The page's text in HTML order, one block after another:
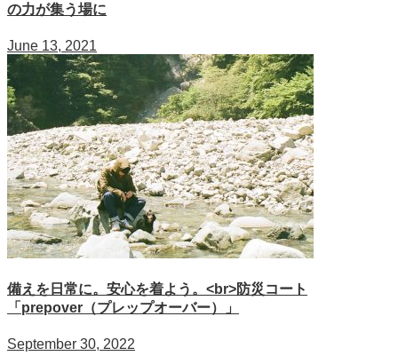
の力が集う場に
June 13, 2021
備えを日常に。安心を着よう。<br>防災コート
「prepover（プレップオーバー）」
September 30, 2022